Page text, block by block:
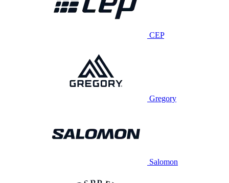
CEP
Gregory
Salomon